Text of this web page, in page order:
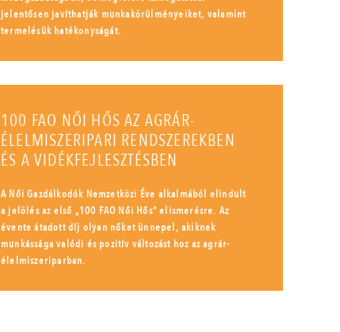
jelentősen javíthatják munkakörülményeiket, valamint
termelésük hatékonyságát.
100 FAO NŐI HŐS AZ AGRÁR-
ÉLELMISZERIPARI RENDSZEREKBEN
ÉS A VIDÉKFEJLESZTÉSBEN
A Női Gazdálkodók Nemzetközi Éve alkalmából elindult
a jelölés az első „100 FAO Női Hős” elismerésre. Az
évente átadott díj olyan nőket ünnepel, akiknek
munkássága valódi és pozitív változást hoz az agrár-
élelmiszeriparban.